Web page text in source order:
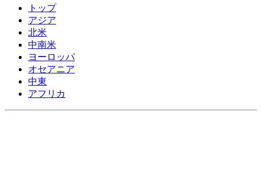
トップ
アジア
北米
中南米
ヨーロッパ
オセアニア
中東
アフリカ